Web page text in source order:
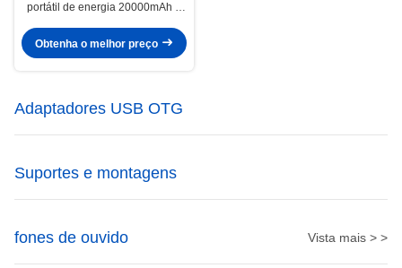
portátil de energia 20000mAh 3
Obtenha o melhor preço
Adaptadores USB OTG
Suportes e montagens
fones de ouvido Vista mais > >